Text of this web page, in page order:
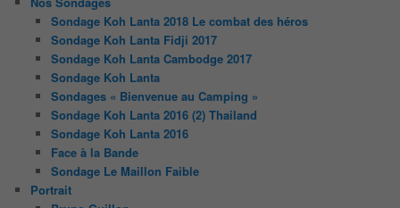
Sondage Koh Lanta 2018 Le combat des héros
Sondage Koh Lanta Fidji 2017
Sondage Koh Lanta Cambodge 2017
Sondage Koh Lanta
Sondages « Bienvenue au Camping »
Sondage Koh Lanta 2016 (2) Thailand
Sondage Koh Lanta 2016
Face à la Bande
Sondage Le Maillon Faible
Portrait